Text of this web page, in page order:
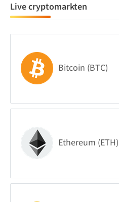
Live cryptomarkten
Bitcoin (BTC)
Ethereum (ETH)